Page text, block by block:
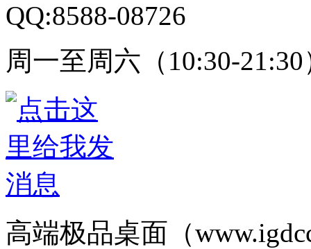
QQ:8588-08726
周一至周六（10:30-21:30
高端极品桌面（